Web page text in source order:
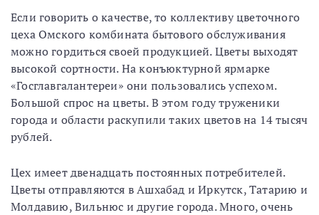
Если говорить о качестве, то коллективу цветочного
цеха Омского комбината бытового обслуживания
можно гордиться своей продукцией. Цветы выходят
высокой сортности. На конъюктурной ярмарке
«Госглавгалантереи» они пользовались успехом.
Большой спрос на цветы. В этом году труженики
города и области раскупили таких цветов на 14 тысяч
рублей.
Цех имеет двенадцать постоянных потребителей.
Цветы отправляются в Ашхабад и Иркутск, Татарию и
Молдавию, Вильнюс и другие города. Много, очень